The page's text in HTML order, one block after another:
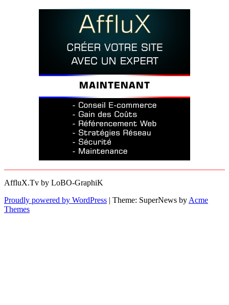
AffluX.Tv by LoBO-GraphiK
Proudly powered by WordPress | Theme: SuperNews by Acme
Themes